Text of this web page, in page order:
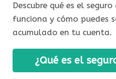
Descubre qué es el
funciona y cómo puedes
acumulado en tu cuenta.
¿Qué es el